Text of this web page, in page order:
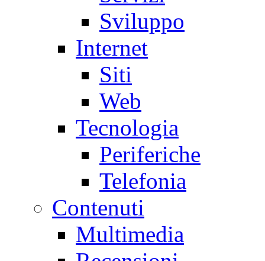
Sviluppo
Internet
Siti
Web
Tecnologia
Periferiche
Telefonia
Contenuti
Multimedia